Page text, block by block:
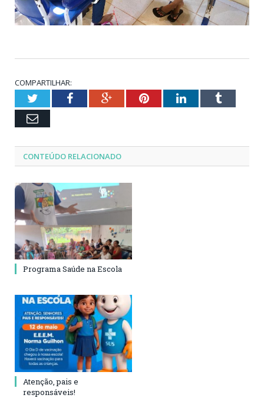
COMPARTILHAR:
TwitterFacebookGoogle+PinterestLinkedInTumblr
Email
CONTEÚDO RELACIONADO
Programa Saúde na Escola
Atenção, pais e
responsáveis!